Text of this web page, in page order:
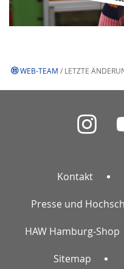
jeweiligen
Video
WEB-TEAM / LETZTE
Kontakt
Presse und
HAW Hamburg-Shop
Sitemap